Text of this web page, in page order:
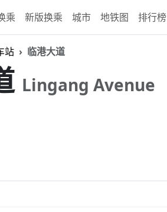
乘 新版换乘 城市 地铁图 排行榜
站 临港大道
Lingang Avenue